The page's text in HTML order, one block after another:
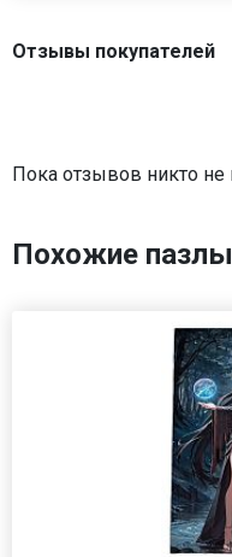
Отзывы покупателей
Пока отзывов никто не
Похожие пазлы